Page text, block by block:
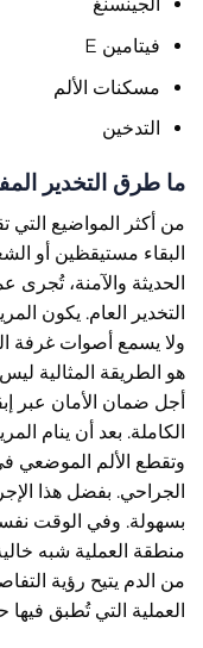
الجينسنغ
فيتامين E
مسكنات الألم
التدخين
ما طرق التخدير
من أكثر المواضيع
البقاء مستيقظين أو
الحديثة والآمنة، تُجرى
التخدير العام. يكون
ولا يسمع أصوات غرفة
هو الطريقة المثالية
أجل ضمان الأمان عبر
الكاملة. بعد أن ينام
وتقطع الألم الموضعي
الجراحي. بفضل هذا
بسهولة. وفي الوقت
منطقة العملية شبه
من الدم يتيح رؤية
العملية التي تُطبق فيها